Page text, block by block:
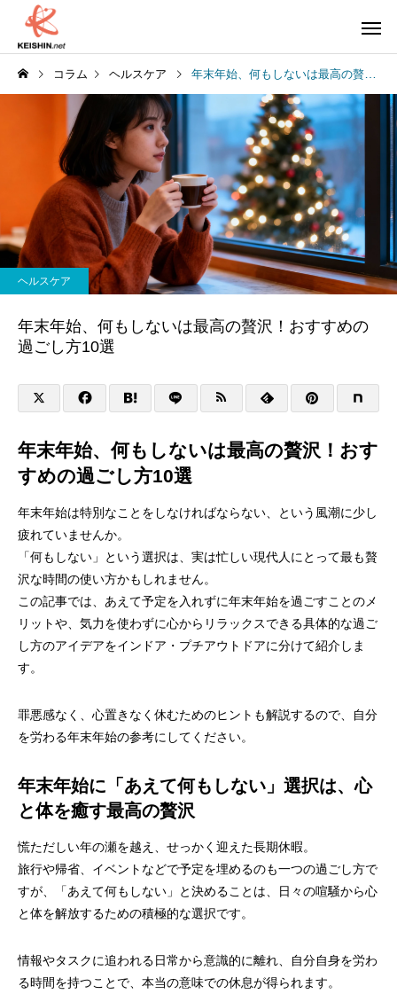
コラム ヘルスケア 年末年始、何もしないは最高の贅沢！おすすめの過ごし方10選
ヘルスケア
年末年始、何もしないは最高の贅沢！おすすめの
過ごし方10選
年末年始、何もしないは最高の贅沢！おす
すめの過ごし方10選
年末年始は特別なことをしなければならない、という風潮に少し
疲れていませんか。
「何もしない」という選択は、実は忙しい現代人にとって最も贅
沢な時間の使い方かもしれません。
この記事では、あえて予定を入れずに年末年始を過ごすことのメ
リットや、気力を使わずに心からリラックスできる具体的な過ご
し方のアイデアをインドア・プチアウトドアに分けて紹介しま
す。
罪悪感なく、心置きなく休むためのヒントも解説するので、自分
を労わる年末年始の参考にしてください。
年末年始に「あえて何もしない」選択は、心
と体を癒す最高の贅沢
慌ただしい年の瀬を越え、せっかく迎えた長期休暇。
旅行や帰省、イベントなどで予定を埋めるのも一つの過ごし方で
すが、「あえて何もしない」と決めることは、日々の喧騒から心
と体を解放するための積極的な選択です。
情報やタスクに追われる日常から意識的に離れ、自分自身を労わ
る時間を持つことで、本当の意味での休息が得られます。